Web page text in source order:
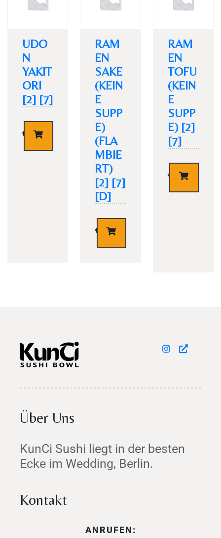
UDO
N
YAKIT
ORI
[2] [7]
13,90
€
RAM
EN
SAKE
(KEIN
E
SUPP
E)
(FLA
MBIE
RT)
[2] [7]
[D]
14,90
€
RAM
EN
TOFU
(KEIN
E
SUPP
E) [2]
[7]
13,90
€
Über Uns
KunCi Sushi liegt in der besten
Ecke im Wedding, Berlin.
Kontakt
ANRUFEN:
Personen
Time
TISCH RESERVIEREN